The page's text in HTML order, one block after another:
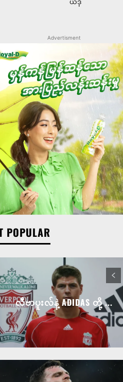
ယ်ဒို
Advertisment
POPULAR
လီဗာပူးလ်နဲ့ ADIDAS တို့ ...